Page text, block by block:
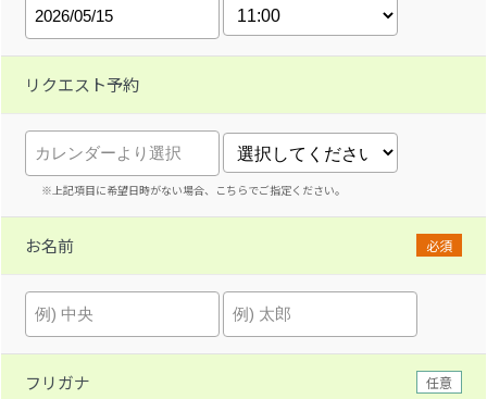
リクエスト予約
※上記項目に希望日時がない場合、こちらでご指定ください。
お名前 必須
フリガナ 任意